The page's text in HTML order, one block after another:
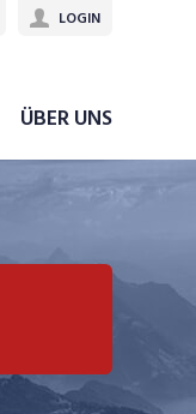
ÜBER UNS
LOGIN